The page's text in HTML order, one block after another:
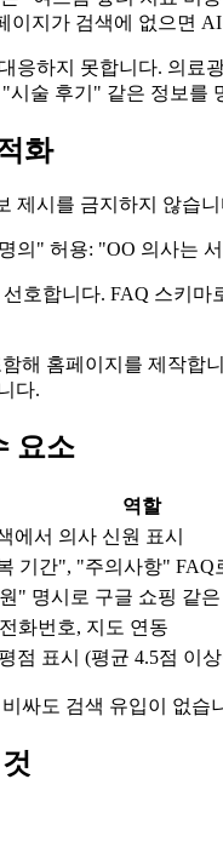
이지가 검색에 없으면
응하지 못합니다. 의료
술 후기" 같은 정보를
화
제시를 금지하지 않습니
의" 허용: "OO 의사는
호합니다. FAQ 스키
해 홈페이지를 제작합
다.
요소
역할
에서 의사 신원 표시
기간", "주의사항" FAQ
" 명시로 구글 쇼핑 같
화번호, 지도 연동
평점 표시 (평균 4.5점 이
싸도 검색 유입이 없습